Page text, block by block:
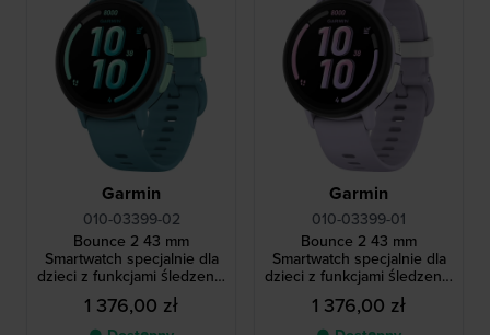
Garmin
010-03399-02
Bounce 2 43 mm
Smartwatch specjalnie dla
dzieci z funkcjami śledzenia
i monitorowania dla
rodziców
1 376,00 zł
Garmin
010-03399-01
Bounce 2 43 mm
Smartwatch specjalnie dla
dzieci z funkcjami śledzenia
i monitorowania dla
rodziców
1 376,00 zł